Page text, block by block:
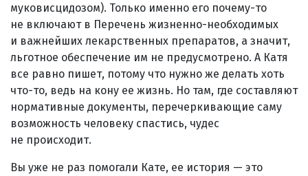
муковисцидозом). Только именно его почему-то
не включают в Перечень жизненно-необходимых
и важнейших лекарственных препаратов, а значит,
льготное обеспечение им не предусмотрено. А Катя
все равно пишет, потому что нужно же делать хоть
что-то, ведь на кону ее жизнь. Но там, где составляют
нормативные документы, перечеркивающие саму
возможность человеку спастись, чудес
не происходит.
Вы уже не раз помогали Кате, ее история — это